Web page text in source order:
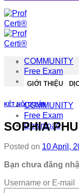
GIỚI THIỆU
COMMUNITY
Free Exam
Download
COMMUNITY
Free Exam
Download
KẾT NỐI DỰ ÁN
SOPHIA
Posted on 10 April,
Bạn chưa đăng
Username or E-mail